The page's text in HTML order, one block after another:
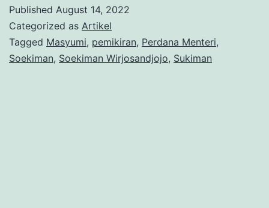
Published August 14, 2022
Categorized as Artikel
Tagged Masyumi, pemikiran, Perdana Menteri,
Soekiman, Soekiman Wirjosandjojo, Sukiman